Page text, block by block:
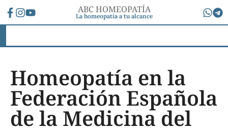
ABC HOMEOPATÍA
La homeopatía a tu alcance
Homeopatía en la
Federación Española
de la Medicina del